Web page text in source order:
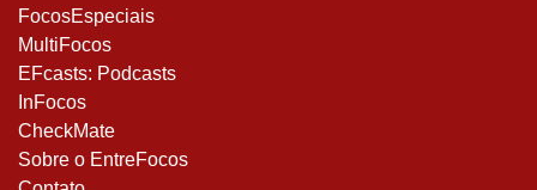
FocosEspeciais
MultiFocos
EFcasts: Podcasts
InFocos
CheckMate
Sobre o EntreFocos